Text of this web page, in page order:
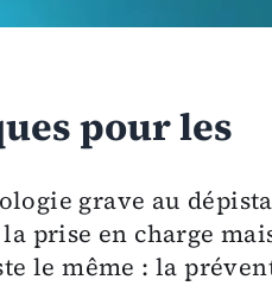
pour les
grave au
prise en charge
le même : la